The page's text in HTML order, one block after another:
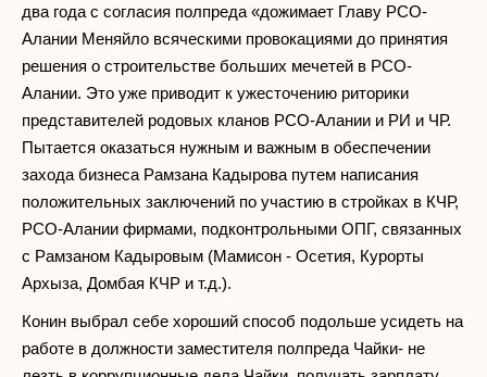
два года с согласия полпреда «дожимает Главу РСО-
Алании Меняйло всяческими провокациями до принятия
решения о строительстве больших мечетей в РСО-
Алании. Это уже приводит к ужесточению риторики
представителей родовых кланов РСО-Алании и РИ и ЧР.
Пытается оказаться нужным и важным в обеспечении
захода бизнеса Рамзана Кадырова путем написания
положительных заключений по участию в стройках в КЧР,
РСО-Алании фирмами, подконтрольными ОПГ, связанных
с Рамзаном Кадыровым (Мамисон - Осетия, Курорты
Архыза, Домбая КЧР и т.д.).
Конин выбрал себе хороший способ подольше усидеть на
работе в должности заместителя полпреда Чайки- не